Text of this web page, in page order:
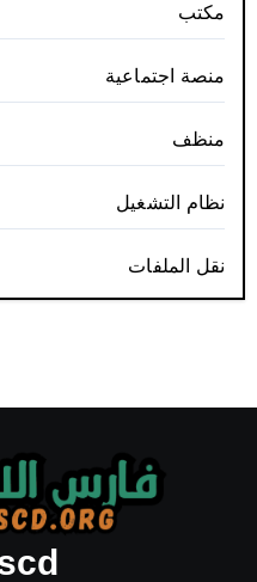
مكتب
منصة اجتماعية
منظف
نظام التشغيل
نقل الملفات